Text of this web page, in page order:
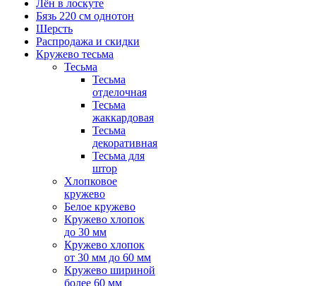
Лён в лоскуте
Бязь 220 см однотон
Шерсть
Распродажа и скидки
Кружево тесьма
Тесьма
Тесьма
отделочная
Тесьма
жаккардовая
Тесьма
декоративная
Тесьма для
штор
Хлопковое
кружево
Белое кружево
Кружево хлопок
до 30 мм
Кружево хлопок
от 30 мм до 60 мм
Кружево шириной
более 60 мм